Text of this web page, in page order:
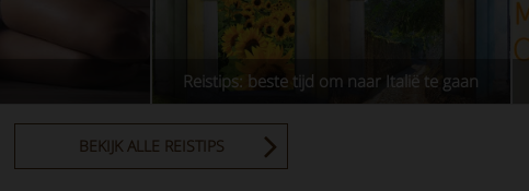
Reistips: beste tijd om naar Italië te gaan
BEKIJK ALLE REISTIPS